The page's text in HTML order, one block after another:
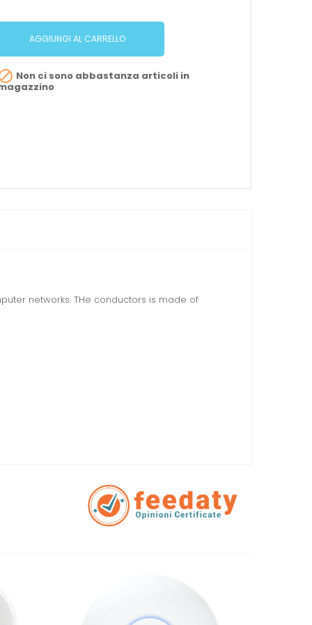
AGGIUNGI AL CARRELLO
Non ci sono abbastanza articoli in
networks. THe conductors is made of